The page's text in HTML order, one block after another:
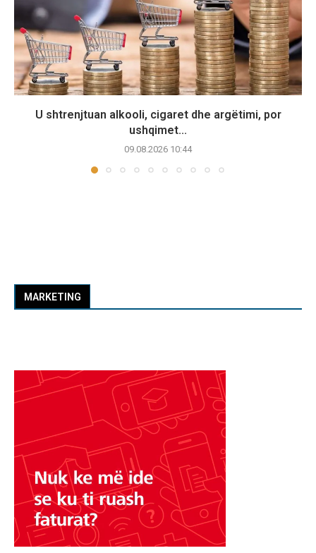
U shtrenjtuan alkooli, cigaret dhe argëtimi, por
ushqimet...
09.08.2026 10:44
MARKETING